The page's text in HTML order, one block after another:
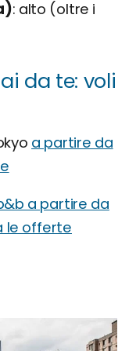
alto (oltre i
da te: voli
a partire da
a partire da
le offerte